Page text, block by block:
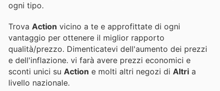
ogni tipo.
Trova Action vicino a te e approfittate di ogni
vantaggio per ottenere il miglior rapporto
qualità/prezzo. Dimenticatevi dell'aumento dei prezzi
e dell'inflazione. vi farà avere prezzi economici e
sconti unici su Action e molti altri negozi di Altri a
livello nazionale.